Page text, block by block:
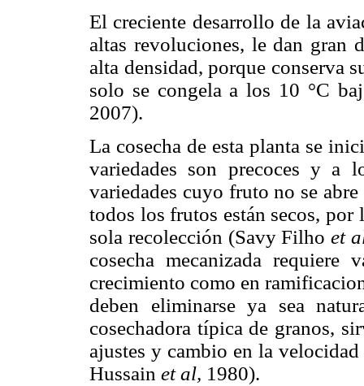
El creciente desarrollo de la
altas revoluciones, le dan gran
alta densidad, porque conserva
solo se congela a los 10 °C
2007).
La cosecha de esta planta se
variedades son precoces y a
variedades cuyo fruto no se
todos los frutos están secos, por
sola recolección (Savy Filhoet
cosecha mecanizada requiere
crecimiento como en
deben eliminarse ya sea
cosechadora típica de granos,
ajustes y cambio en la
Hussain et al, 1980).